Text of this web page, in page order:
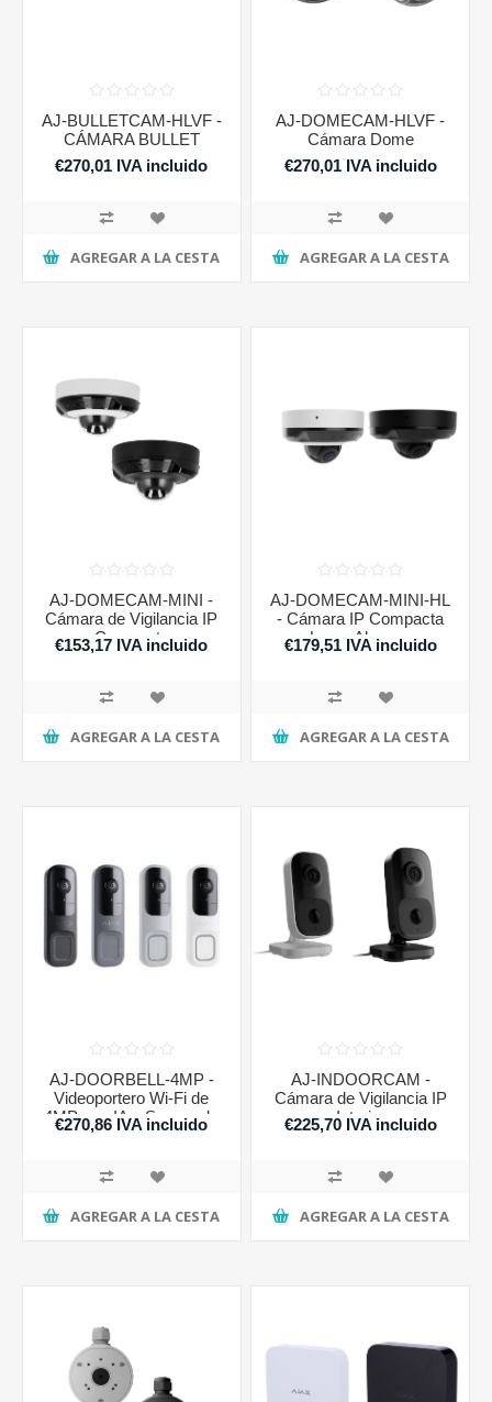
AJ-BULLETCAM-HLVF -
CÁMARA BULLET
€270,01 IVA incluido
AGREGAR A LA CESTA
AJ-DOMECAM-HLVF -
Cámara Dome
€270,01 IVA incluido
AGREGAR A LA CESTA
AJ-DOMECAM-MINI -
Cámara de Vigilancia IP
Compacta
€153,17 IVA incluido
AGREGAR A LA CESTA
AJ-DOMECAM-MINI-HL
- Cámara IP Compacta
Largo Alcance
€179,51 IVA incluido
AGREGAR A LA CESTA
AJ-DOORBELL-4MP -
Videoportero Wi-Fi de
4MP con IA y Sensor de
Movimiento
€270,86 IVA incluido
AGREGAR A LA CESTA
AJ-INDOORCAM -
Cámara de Vigilancia IP
Interior
€225,70 IVA incluido
AGREGAR A LA CESTA